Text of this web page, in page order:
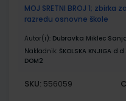
MOJ SRETNI BROJ 1;
razredu osnovne škole
Autor(i): Dubravka Miklec
Nakladnik: ŠKOLSKA KNJIGA d.d.
DOM2
SKU: 556059